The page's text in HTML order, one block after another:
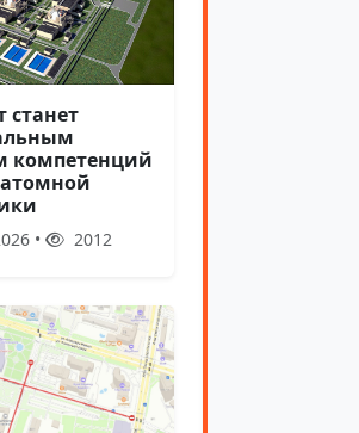
станет
компетенций
• 2012